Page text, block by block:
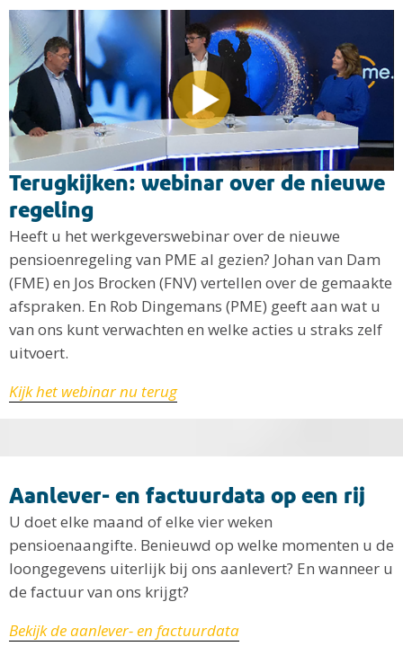
Terugkijken: webinar over de nieuwe
regeling
Heeft u het werkgeverswebinar over de nieuwe
pensioenregeling van PME al gezien? Johan van Dam
(FME) en Jos Brocken (FNV) vertellen over de gemaakte
afspraken. En Rob Dingemans (PME) geeft aan wat u
van ons kunt verwachten en welke acties u straks zelf
uitvoert.
Kijk het webinar nu terug
Aanlever- en factuurdata op een rij
U doet elke maand of elke vier weken
pensioenaangifte. Benieuwd op welke momenten u de
loongegevens uiterlijk bij ons aanlevert? En wanneer u
de factuur van ons krijgt?
Bekijk de aanlever- en factuurdata